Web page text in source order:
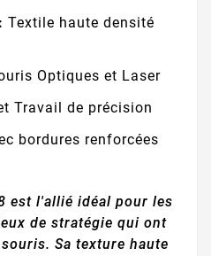
Textile haute densité
Optiques et Laser
Travail de précision
bordures renforcées
est l'allié idéal pour les
de stratégie qui ont
Sa texture haute